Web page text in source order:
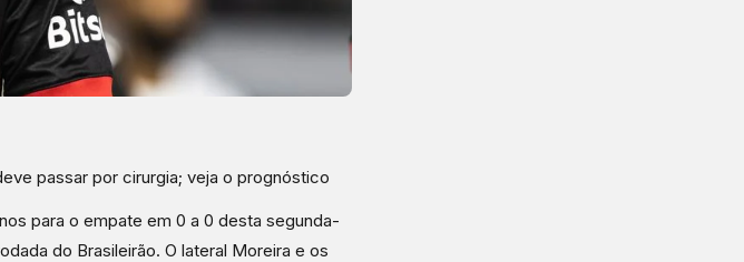
passar por cirurgia; veja o prognóstico
para o empate em 0 a 0 desta segunda-
do Brasileirão. O lateral Moreira e os